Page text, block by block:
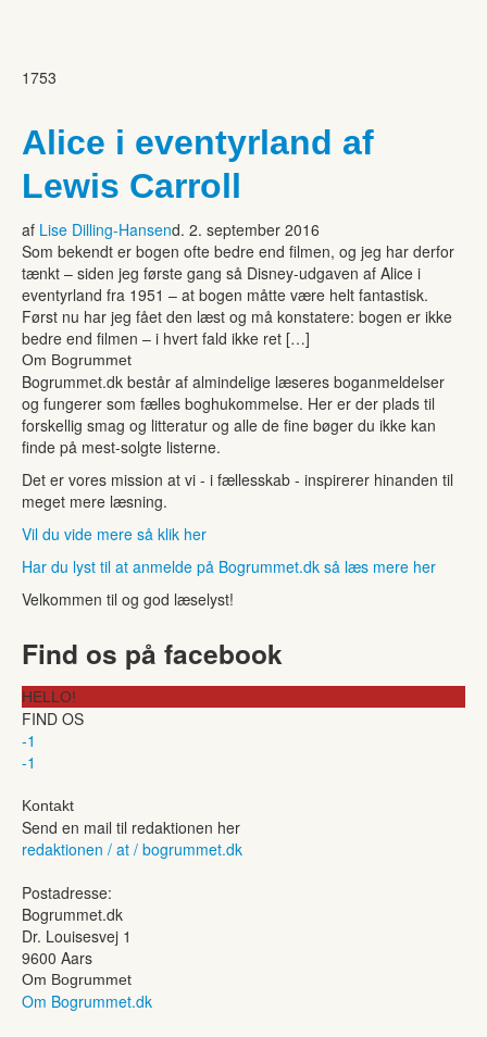
1753
Alice i eventyrland af
Lewis Carroll
af Lise Dilling-Hansend. 2. september 2016
Som bekendt er bogen ofte bedre end filmen, og jeg har derfor
tænkt – siden jeg første gang så Disney-udgaven af Alice i
eventyrland fra 1951 – at bogen måtte være helt fantastisk.
Først nu har jeg fået den læst og må konstatere: bogen er ikke
bedre end filmen – i hvert fald ikke ret […]
Om Bogrummet
Bogrummet.dk består af almindelige læseres boganmeldelser
og fungerer som fælles boghukommelse. Her er der plads til
forskellig smag og litteratur og alle de fine bøger du ikke kan
finde på mest-solgte listerne.
Det er vores mission at vi - i fællesskab - inspirerer hinanden til
meget mere læsning.
Vil du vide mere så klik her
Har du lyst til at anmelde på Bogrummet.dk så læs mere her
Velkommen til og god læselyst!
Find os på facebook
HELLO!
FIND OS
-1
-1
Kontakt
Send en mail til redaktionen her
redaktionen / at / bogrummet.dk
Postadresse:
Bogrummet.dk
Dr. Louisesvej 1
9600 Aars
Om Bogrummet
Om Bogrummet.dk